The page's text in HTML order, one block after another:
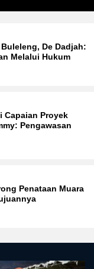
De Dadjah:
Melalui Hukum
Capaian Proyek
Pengawasan
Penataan Muara